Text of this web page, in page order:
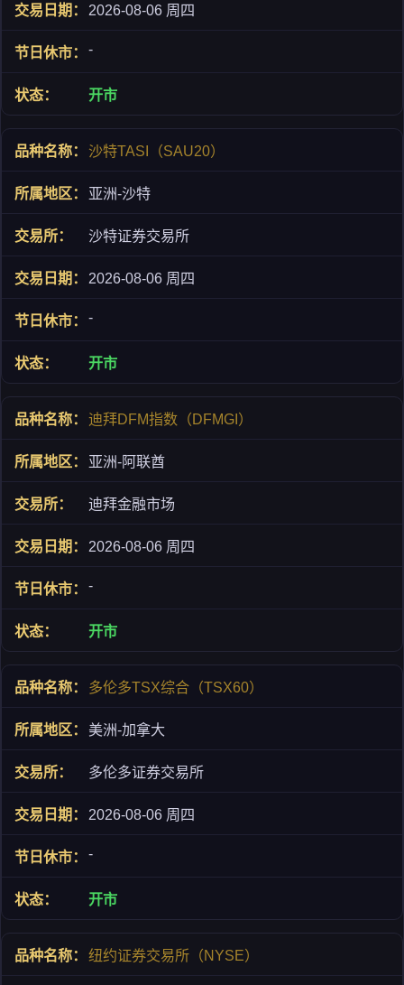
2026-08-06 周四
-
开市
沙特TASI（SAU20）
亚洲-沙特
沙特证券交易所
2026-08-06 周四
-
开市
迪拜DFM指数（DFMGI）
亚洲-阿联酋
迪拜金融市场
2026-08-06 周四
-
开市
多伦多TSX综合（TSX60）
美洲-加拿大
多伦多证券交易所
2026-08-06 周四
-
开市
纽约证券交易所（NYSE）